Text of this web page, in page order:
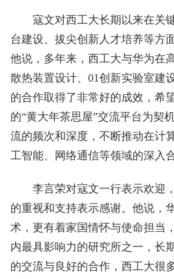
寇文对西工大长期以来在关
台建设、拔尖创新人才培养等方
他说，多年来，西工大与华为在
散热装置设计、01创新实验室建
的合作取得了非常好的成效，希
的“黄大年茶思屋”交流平台为契
流的频次和深度，不断推动在计
工智能、网络通信等领域的深入合
李言荣对寇文一行表示欢迎
的重视和支持表示感谢。他说，
术，更有着家国情怀与使命担当
内最具影响力的研究所之一，长
的交流与良好的合作，西工大很